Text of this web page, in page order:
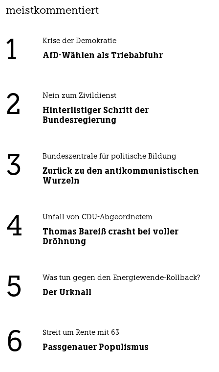
meistkommentiert
1 Krise der Demokratie
AfD-Wählen als Triebabfuhr
2 Nein zum Zivildienst
Hinterlistiger Schritt der
Bundesregierung
3 Bundeszentrale für politische Bildung
Zurück zu den antikommunistischen
Wurzeln
4 Unfall von CDU-Abgeordnetem
Thomas Bareiß crasht bei voller
Dröhnung
5 Was tun gegen den Energiewende-Rollback?
Der Urknall
6 Streit um Rente mit 63
Passgenauer Populismus